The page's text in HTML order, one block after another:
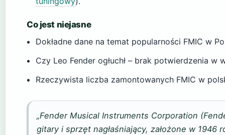
Co jest niejasne
Dokładne dane na temat popularności FMIC w
Czy Leo Fender ogłuchł – brak potwierdzenia w
Rzeczywista liczba zamontowanych FMIC w
„Fender Musical Instruments Corporation
gitary i sprzęt nagłaśniający, założone w 1946